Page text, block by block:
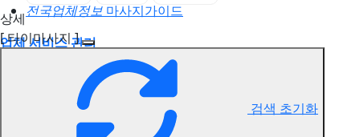
전국업체정보 마사지가이드
업체 서비스 관리
강서지역 타이마사지 구인정보
상세
[ 타이마사지 ]
검색 초기화